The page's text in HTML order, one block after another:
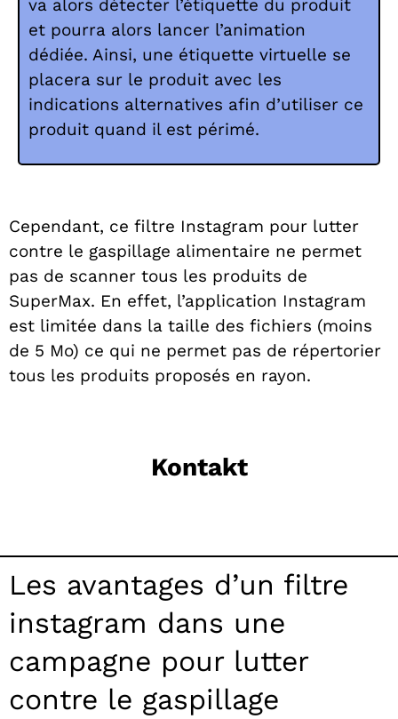
va alors détecter l’étiquette du produit
et pourra alors lancer l’animation
dédiée. Ainsi, une étiquette virtuelle se
placera sur le produit avec les
indications alternatives afin d’utiliser ce
produit quand il est périmé.
Cependant, ce filtre Instagram pour lutter
contre le gaspillage alimentaire ne permet
pas de scanner tous les produits de
SuperMax. En effet, l’application Instagram
est limitée dans la taille des fichiers (moins
de 5 Mo) ce qui ne permet pas de répertorier
tous les produits proposés en rayon.
Kontakt
Les avantages d’un filtre
instagram dans une
campagne pour lutter
contre le gaspillage